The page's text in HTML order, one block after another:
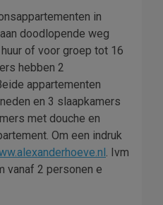
in
doodlopende weg
of voor groep tot 16
hebben 2
appartementen
en 3 slaapkamers
met douche en
Om een indruk
. Ivm
vanaf 2 personen e